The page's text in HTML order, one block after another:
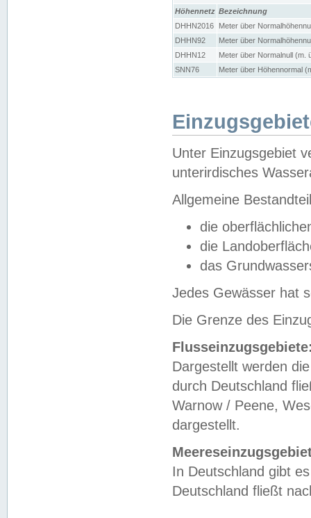
Höhennetz Bezeichnung
DHHN2016
Meter über
DHHN92
Meter über
DHHN12
Meter über Normalnull (m.
SNN76
Meter über Höhennormal
Unter Einzugsgebiet
unterirdisches
Allgemeine
die
die
das
Jedes Gewässer hat
Die Grenze des
Dargestellt werden
durch Deutschland
Warnow / Peene,
dargestellt.
In Deutschland gibt
Deutschland fließt